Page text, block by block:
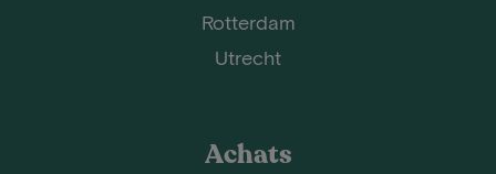
Rotterdam
Utrecht
Achats